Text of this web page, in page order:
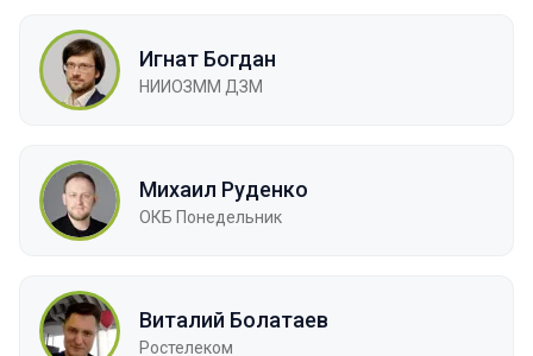
Игнат Богдан
НИИОЗММ ДЗМ
Михаил Руденко
ОКБ Понедельник
Виталий Болатаев
Ростелеком